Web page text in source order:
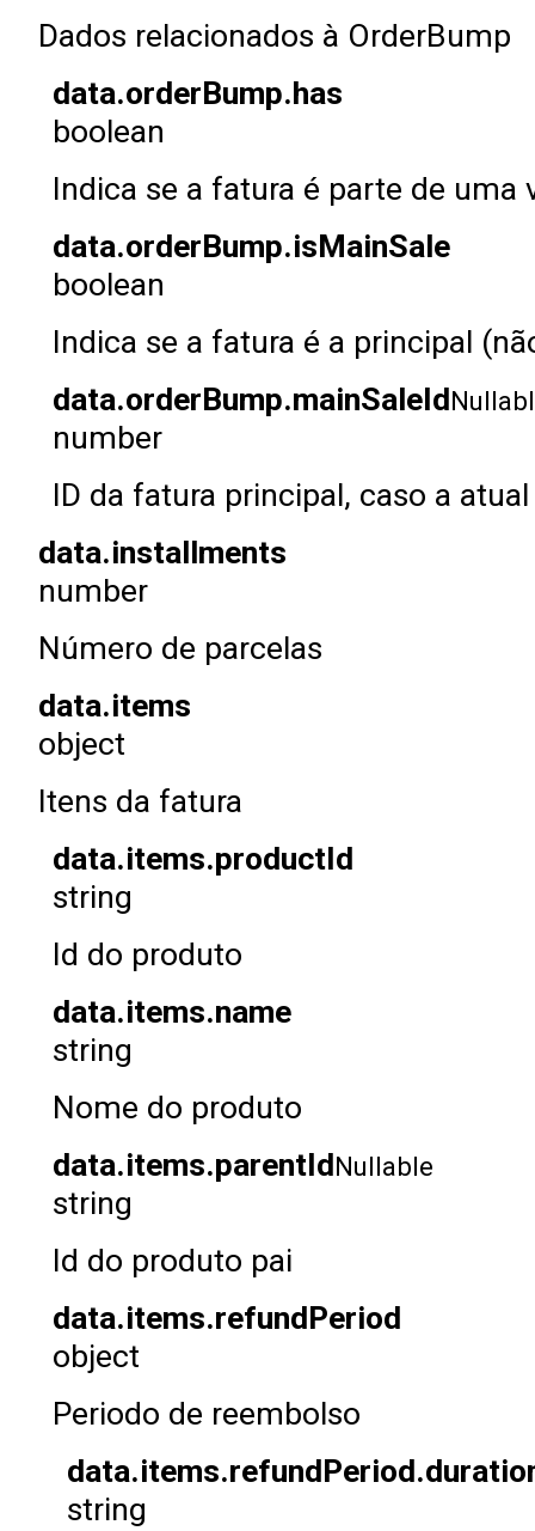
Dados relacionados à OrderBump
data.orderBump.has
boolean
Indica se a fatura é parte de uma
data.orderBump.isMainSale
boolean
Indica se a fatura é a principal
data.orderBump.mainSaleId
number
ID da fatura principal, caso a
data.installments
number
Número de parcelas
data.items
object
Itens da fatura
data.items.productId
string
Id do produto
data.items.name
string
Nome do produto
data.items.parentIdNullable
string
Id do produto pai
data.items.refundPeriod
object
Periodo de reembolso
string